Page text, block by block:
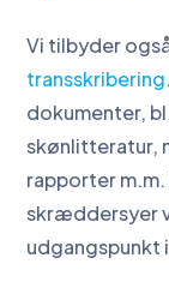
Vi tilbyder
transskribering
dokumenter,
skønlitteratur,
rapporter
skræddersyer
udgangspunkt